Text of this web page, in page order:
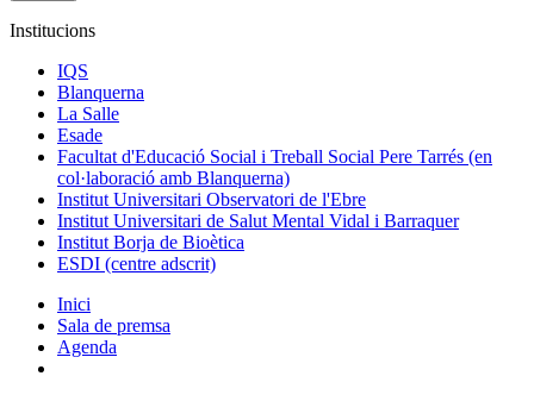
Institucions
IQS
Blanquerna
La Salle
Esade
Facultat d'Educació Social i Treball Social Pere Tarrés (en
col·laboració amb Blanquerna)
Institut Universitari Observatori de l'Ebre
Institut Universitari de Salut Mental Vidal i Barraquer
Institut Borja de Bioètica
ESDI (centre adscrit)
Inici
Sala de premsa
Agenda